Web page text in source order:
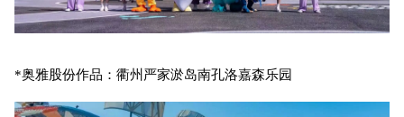
*奥雅股份作品：衢州严家淤岛南孔洛嘉森乐园